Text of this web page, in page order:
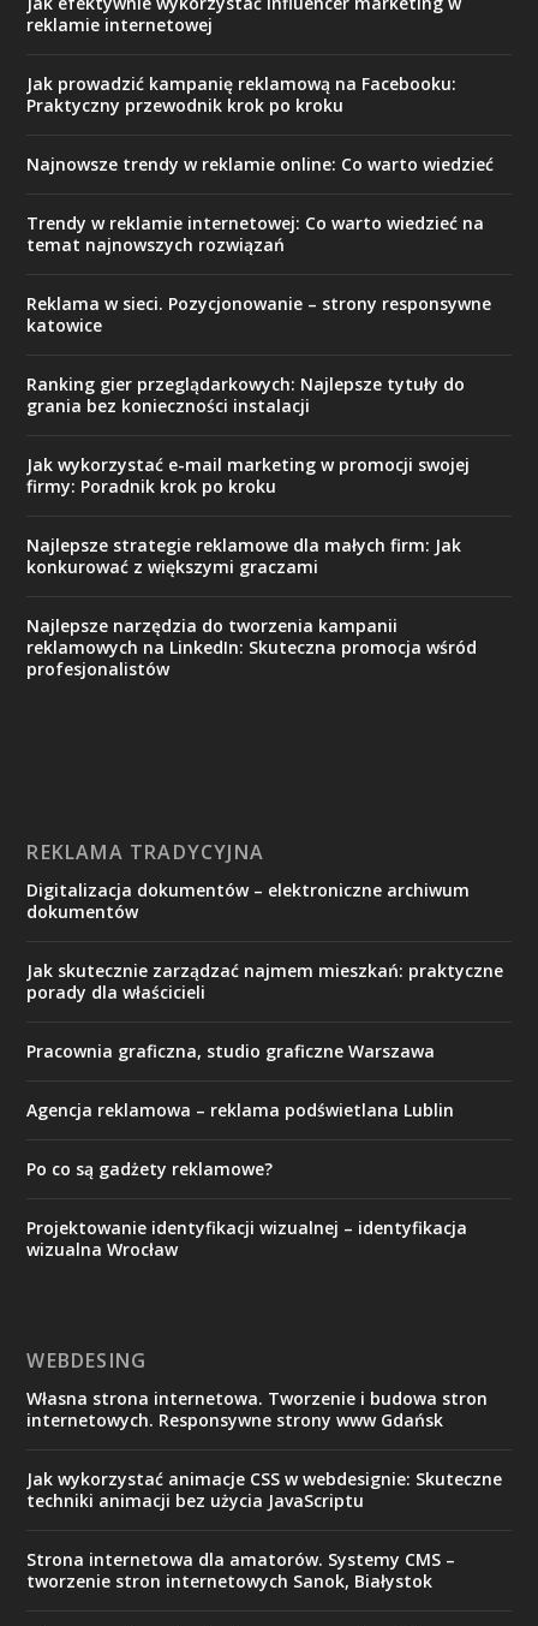
reklamie internetowej
Jak prowadzić kampanię reklamową na Facebooku:
Praktyczny przewodnik krok po kroku
Najnowsze trendy w reklamie online: Co warto wiedzieć
Trendy w reklamie internetowej: Co warto wiedzieć na
temat najnowszych rozwiązań
Reklama w sieci. Pozycjonowanie – strony responsywne
katowice
Ranking gier przeglądarkowych: Najlepsze tytuły do
grania bez konieczności instalacji
Jak wykorzystać e-mail marketing w promocji swojej
firmy: Poradnik krok po kroku
Najlepsze strategie reklamowe dla małych firm: Jak
konkurować z większymi graczami
Najlepsze narzędzia do tworzenia kampanii
reklamowych na LinkedIn: Skuteczna promocja wśród
profesjonalistów
REKLAMA TRADYCYJNA
Digitalizacja dokumentów – elektroniczne archiwum
dokumentów
Jak skutecznie zarządzać najmem mieszkań: praktyczne
porady dla właścicieli
Pracownia graficzna, studio graficzne Warszawa
Agencja reklamowa – reklama podświetlana Lublin
Po co są gadżety reklamowe?
Projektowanie identyfikacji wizualnej – identyfikacja
wizualna Wrocław
WEBDESING
Własna strona internetowa. Tworzenie i budowa stron
internetowych. Responsywne strony www Gdańsk
Jak wykorzystać animacje CSS w webdesignie: Skuteczne
techniki animacji bez użycia JavaScriptu
Strona internetowa dla amatorów. Systemy CMS –
tworzenie stron internetowych Sanok, Białystok